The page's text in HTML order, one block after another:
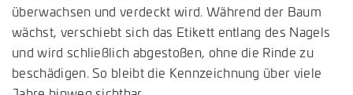
überwachsen und verdeckt wird. Während der Baum
wächst, verschiebt sich das Etikett entlang des Nagels
und wird schließlich abgestoßen, ohne die Rinde zu
beschädigen. So bleibt die Kennzeichnung über viele